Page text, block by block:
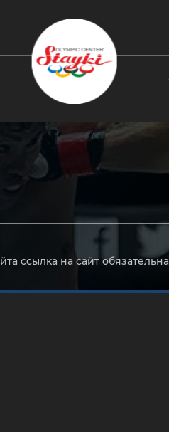
ссылка на сайт обязательна
чтобы закрыть